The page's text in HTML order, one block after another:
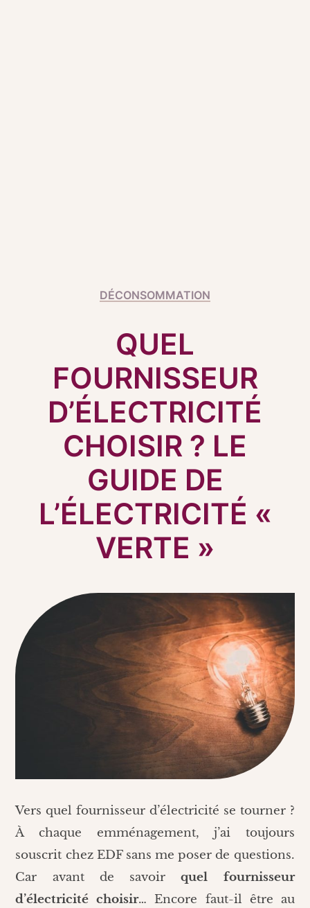
DÉCONSOMMATION
QUEL
FOURNISSEUR
D’ÉLECTRICITÉ
CHOISIR ? LE
GUIDE DE
L’ÉLECTRICITÉ «
VERTE »
Vers quel fournisseur d’électricité se tourner ?
À chaque emménagement, j’ai toujours
souscrit chez EDF sans me poser de questions.
Car avant de savoirquel fournisseur
d’électricité choisir… Encore faut-il être au